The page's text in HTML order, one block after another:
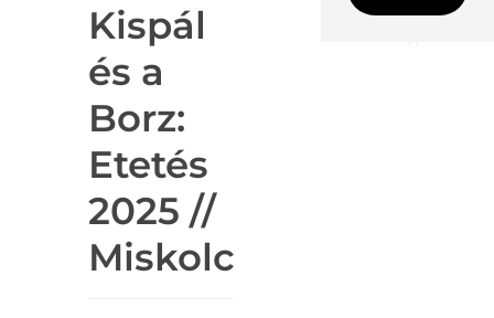
Kispál
és a
Borz:
Etetés
2025 //
Miskolc